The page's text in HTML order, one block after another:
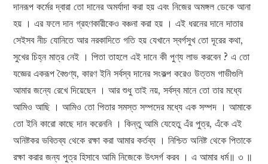
দানরূপ কর্মের দ্বারা তো দানের অমর্যাদা করা হয় এবং নিজের অমঙ্গল ডেকে আনা
হয় । এর ফলে দান গ্রহণকারীকেও বঞ্চনা করা হয় । এই ধরনের দানে দাতার
সেইসব নীচ যোনিতে আর নরকাদিতে গতি হয় যেখানে স্বর্গসুখ তো দূরের কথা,
সুখের চিহ্ন মাত্র নেই । পিতা তাহলে এই দানে কী পুণ্য লাভ করবেন ? এ তো
যজ্ঞের একরূপ বৈগুণ্য, কারণ ইনি সর্বস্ব দানের সংকল্প করেও উত্তম গাভীগুলি
আমার জন্যে রেখে দিয়েছেন । আর শুধু তাই নয়, সর্বস্ব মানে তো তার মধ্যে
আমিও আছি । আমিও তো পিতার সমস্ত সম্পদের মধ্যে এক সম্পদ । আমাকে
তো ইনি কারো কাছে দান করেননি । কিন্তু আমি যেহেতু এঁর পুত্র, এঁকে এই
অনিষ্টকর ভবিতব্য থেকে রক্ষা করা আমার কর্তব্য । নিশ্চিত অনিষ্ট থেকে পিতাকে
রক্ষা করার জন্য পুত্র হিসাবে আমি নিজেকে উৎসর্গ করব । এ আমার ধর্ম॥ ৩ ॥